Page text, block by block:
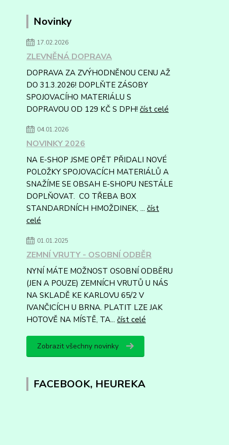
Novinky
17.02.2026
ZLEVNĚNÁ DOPRAVA
DOPRAVA ZA ZVÝHODNĚNOU CENU AŽ
DO 31.3.2026! DOPLŇTE ZÁSOBY
SPOJOVACÍHO MATERIÁLU S
DOPRAVOU OD 129 KČ S DPH! číst celé
04.01.2026
NOVINKY 2026
NA E-SHOP JSME OPĚT PŘIDALI NOVÉ
POLOŽKY SPOJOVACÍCH MATERIÁLŮ A
SNAŽÍME SE OBSAH E-SHOPU NESTÁLE
DOPLŇOVAT. CO TŘEBA BOX
STANDARDNÍCH HMOŽDINEK, ... číst
celé
01.01.2025
ZEMNÍ VRUTY - OSOBNÍ ODBĚR
NYNÍ MÁTE MOŽNOST OSOBNÍ ODBĚRU
(JEN A POUZE) ZEMNÍCH VRUTŮ U NÁS
NA SKLADĚ KE KARLOVU 65/2 V
IVANČICÍCH U BRNA. PLATIT LZE JAK
HOTOVĚ NA MÍSTĚ, TA... číst celé
Zobrazit všechny novinky
FACEBOOK, HEUREKA